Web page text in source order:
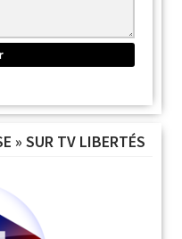
» SUR TV LIBERTÉS